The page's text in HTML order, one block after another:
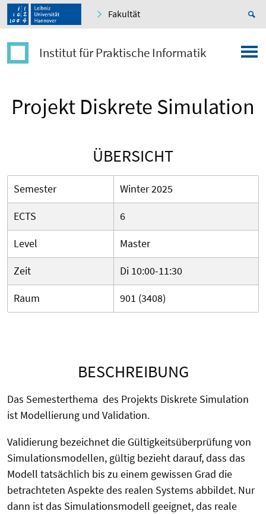
Fakultät
Institut für Praktische Informatik
Projekt Diskrete Simulation
ÜBERSICHT
Semester
Winter 2025
ECTS
6
Level
Master
Zeit
Di 10:00-11:30
Raum
901 (3408)
BESCHREIBUNG
Das Semesterthema des Projekts Diskrete Simulation
ist Modellierung und Validation.
Validierung bezeichnet die Gültigkeitsüberprüfung von
Simulationsmodellen, gültig bezieht darauf, dass das
Modell tatsächlich bis zu einem gewissen Grad die
betrachteten Aspekte des realen Systems abbildet. Nur
dann ist das Simulationsmodell geeignet, das reale